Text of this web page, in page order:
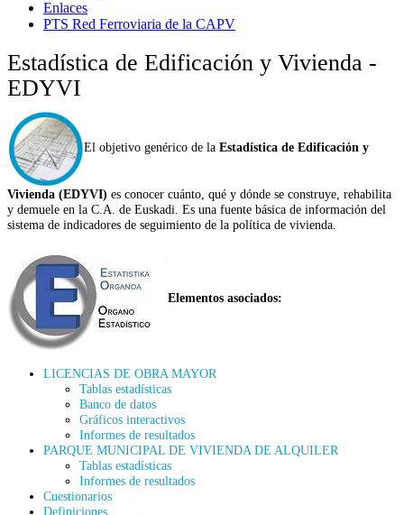
Enlaces
PTS Red Ferroviaria de la CAPV
Estadística de Edificación y Vivienda -
EDYVI
El objetivo genérico de la Estadística de Edificación y
Vivienda (EDYVI) es conocer cuánto, qué y dónde se construye, rehabilita
y demuele en la C.A. de Euskadi. Es una fuente básica de información del
sistema de indicadores de seguimiento de la política de vivienda.
Elementos asociados:
LICENCIAS DE OBRA MAYOR
Tablas estadísticas
Banco de datos
Gráficos interactivos
Informes de resultados
PARQUE MUNICIPAL DE VIVIENDA DE ALQUILER
Tablas estadísticas
Informes de resultados
Cuestionarios
Definiciones